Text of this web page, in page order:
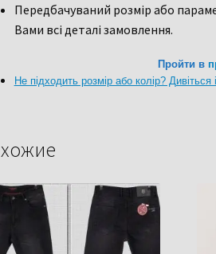
Передбачуваний розмір або
Вами всі деталі замовлення.
Пройти в
Не підходить розмір або колір? Дивіться